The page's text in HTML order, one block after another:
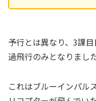
予行とは異なり、3課
過飛行のみとなりました
これはブルーインパル